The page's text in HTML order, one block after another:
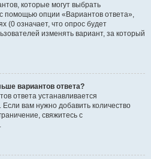
которые могут выбрать
помощью опции «Вариантов ответа»,
(0 означает, что опрос будет
изменять вариант, за который
вариантов ответа?
ответа устанавливается
вам нужно добавить количество
свяжитесь с